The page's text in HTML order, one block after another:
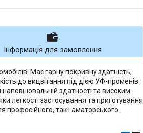
Інформація для замовлення
Має гарну покривну здатність,
до вицвітання під дією УФ-променів
здатності та високим
легкості застосування та приготування
так і аматорського